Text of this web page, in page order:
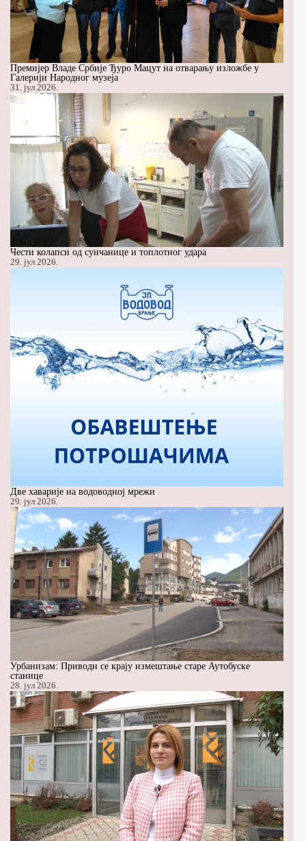
Премијер Владе Србије Ђуро Мацут на отварању изложбе у
Галерији Народног музеја
31. јул 2026.
Чести колапси од сунчанице и топлотног удара
29. јул 2026.
Две хаварије на водоводној мрежи
29. јул 2026.
Урбанизам: Приводи се крају измештање старе Аутобуске
станице
28. јул 2026.